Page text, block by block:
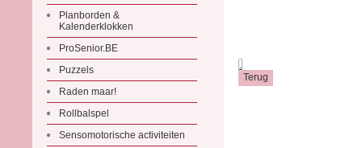
Planborden &
Kalenderklokken
ProSenior.BE
Puzzels
Raden maar!
Rollbalspel
Sensomotorische activiteiten
.